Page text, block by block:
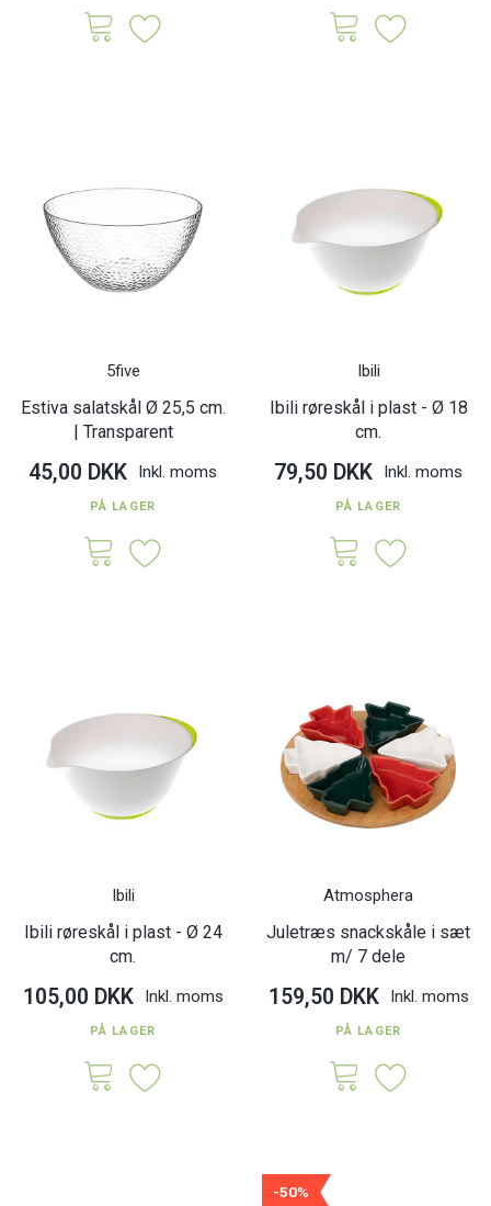
5five
Estiva salatskål Ø 25,5 cm.
| Transparent
45,00 DKK Inkl. moms
PÅ LAGER
Ibili
Ibili røreskål i plast - Ø 18
cm.
79,50 DKK Inkl. moms
PÅ LAGER
Ibili
Ibili røreskål i plast - Ø 24
cm.
105,00 DKK Inkl. moms
PÅ LAGER
Atmosphera
Juletræs snackskåle i sæt
m/ 7 dele
159,50 DKK Inkl. moms
PÅ LAGER
-50%